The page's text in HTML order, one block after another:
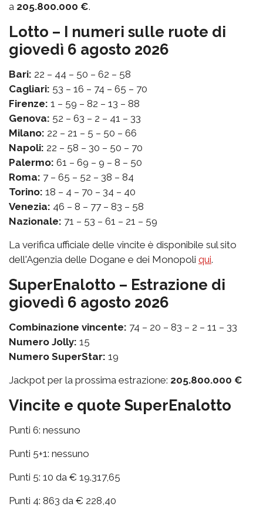
a 205.800.000 €.
Lotto – I numeri sulle ruote di
giovedì 6 agosto 2026
Bari: 22 – 44 – 50 – 62 – 58
Cagliari: 53 – 16 – 74 – 65 – 70
Firenze: 1 – 59 – 82 – 13 – 88
Genova: 52 – 63 – 2 – 41 – 33
Milano: 22 – 21 – 5 – 50 – 66
Napoli: 22 – 58 – 30 – 50 – 70
Palermo: 61 – 69 – 9 – 8 – 50
Roma: 7 – 65 – 52 – 38 – 84
Torino: 18 – 4 – 70 – 34 – 40
Venezia: 46 – 8 – 77 – 83 – 58
Nazionale: 71 – 53 – 61 – 21 – 59
La verifica ufficiale delle vincite è disponibile sul sito
dell'Agenzia delle Dogane e dei Monopoli qui.
SuperEnalotto – Estrazione di
giovedì 6 agosto 2026
Combinazione vincente: 74 – 20 – 83 – 2 – 11 – 33
Numero Jolly: 15
Numero SuperStar: 19
Jackpot per la prossima estrazione: 205.800.000 €
Vincite e quote SuperEnalotto
Punti 6: nessuno
Punti 5+1: nessuno
Punti 5: 10 da € 19.317,65
Punti 4: 863 da € 228,40